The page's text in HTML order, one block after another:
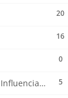
20
16
0
5
Embaixadores e Influenciadores